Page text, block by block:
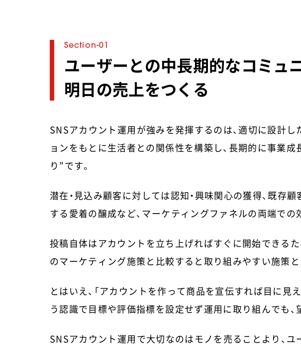
自動車
ユーザーとの中長期的なコミュ
明日の売上をつくる
SNSアカウント運用が強みを発揮するのは、適切に設計
ョンをもとに生活者との関係性を構築し、長期的に事業
り”です。
潜在・見込み顧客に対しては認知・興味関心の獲得、既存
する愛着の醸成など、マーケティングファネルの両端での
投稿自体はアカウントを立ち上げればすぐに開始できる
のマーケティング施策と比較すると取り組みやすい施策と
とはいえ、「アカウントを作って商品を宣伝すれば目に見
う認識で目標や評価指標を設定せず運用に取り組んでも、
SNSアカウント運用で大切なのはモノを売ることより、